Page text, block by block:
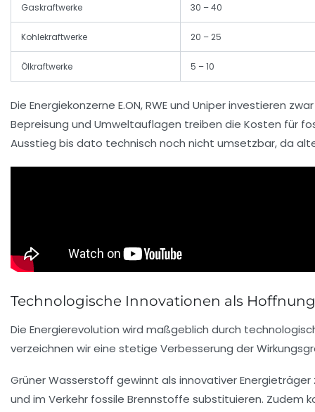
Gaskraftwerke 30 – 40
Kohlekraftwerke 20 – 25
Ölkraftwerke 5 – 10
Die Energiekonzerne E.ON,RWEund Uniperinvestieren
Bepreisung und Umweltauflagen treiben die Kosten für
Ausstieg bis dato technisch noch nicht umsetzbar, da
Technologische Innovationen als
Die Energierevolution wird maßgeblich durch
verzeichnen wir eine stetige Verbesserung der
Grüner Wasserstoff gewinnt als innovativer
und im Verkehr fossile Brennstoffe substituieren. Zudem